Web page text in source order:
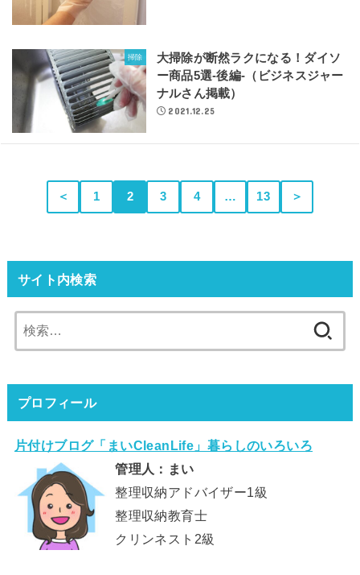
掃除
大掃除が断然ラクになる！ダイソ
ー商品5選-後編-（ビジネスジャー
ナルさん掲載）
2021.12.25
＜ 1 2 3 4 … 13 ＞
サイト内検索
索:
プロフィール
片付けブログ「まいCleanLife」暮らしのいろいろ
管理人：まい
整理収納アドバイザー1級
整理収納教育士
クリンネスト2級